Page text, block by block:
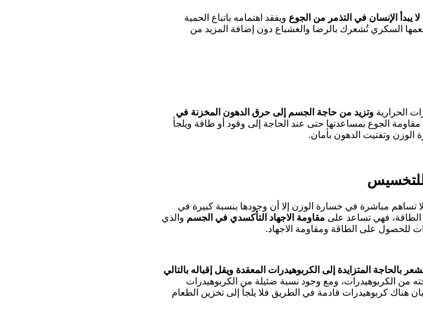
لا يبدأ الإنسان في التذمر من الجوع ويفقد اهتمامه باتباع الحمية
السكري تُشعرك بالرضا والغشباع دون إضافة المزيد من
الحرارية وتزيد من حاجة الجسم إلى حرق الدهون المخزنة في
الجوع بمساعدتها حتى عند الحاجة إلى وقود أو طاقة ويلجأ
الوزن وتفتيت الدهون بأمان.
تساهم مباشرة في خسارة الوزن إلا أن وجودها بنسبة كبيرة في
الطاقة، فهي تساعد على مقاومة الاجهاد التأكسدي في الجسم والذي
للحصول على الطاقة ومقاومة الاجهاد.
بالحاجة المتزايدة إلى الكربوهيدرات المعقدة ويقل إقباله بالتالي
من الكربوهيدرات، ومع وجود نسبة ضئيلة من الكربوهيدرات
هناك كربوهيدرات قادمة في الطريق فلا يلجأ إلى تخزين الطعام